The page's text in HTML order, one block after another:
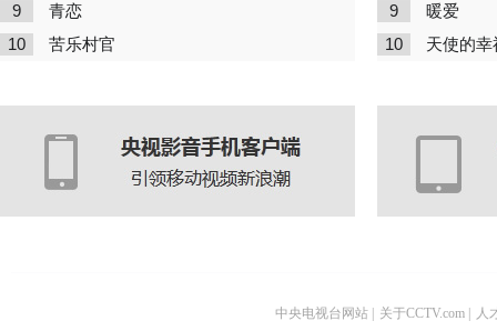
9 青恋
10 苦乐村官
9 暖爱
10 天使的幸
中央电视台网站 关于CCTV.com 人